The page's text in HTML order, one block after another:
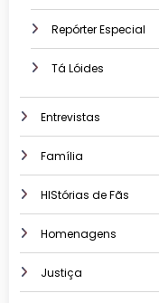
Repórter Especial
Tá Lóides
Entrevistas
Família
HIStórias de Fãs
Homenagens
Justiça